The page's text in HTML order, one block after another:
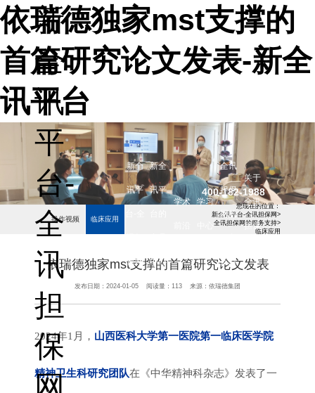
依瑞德独家mst支撑的
首篇研究论文发表-新全
讯平台
新
全
讯
平
台-
全
讯
担
保
400-182-1988
新全
讯平
保网
新全
讯平
中心
学术 学习
中心
全讯
担保
网的
支持
关于
全讯
担保
操作视频 临床应用
您现在的位置：
新全讯平台-全讯担保网>
全讯担保网的服务支持>
临床应用
依瑞德独家mst支撑的首篇研究论文发表
发布日期：2024-01-05 阅读量： 113 来源： 依瑞德集团
2024年1月， 山西医科大学第一医院第一临床医学院
精神卫生科研究团队在《中华精神科杂志》发表了一